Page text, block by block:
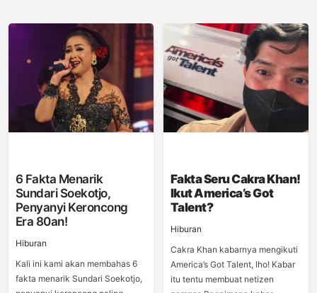
6 Fakta Menarik
Sundari Soekotjo,
Penyanyi Keroncong
Era 80an!
Hiburan
Kali ini kami akan membahas 6
fakta menarik Sundari Soekotjo,
Fakta Seru Cakra Khan!
Ikut America’s Got
Talent?
Hiburan
Cakra Khan kabarnya mengikuti
America’s Got Talent, lho! Kabar
itu tentu membuat netizen